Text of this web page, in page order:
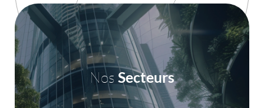
Nos Secteurs
Nous
Secteurs
Métiers
Engineering
02
Découvrir
Décarbonation
des Industries
02